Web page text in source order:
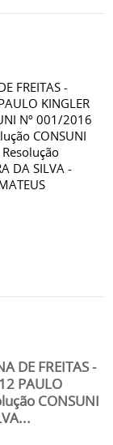
FREITAS -
KINGLER
Nº 001/2016
CONSUNI
DA SILVA -
DE FREITAS -
PAULO
CONSUNI